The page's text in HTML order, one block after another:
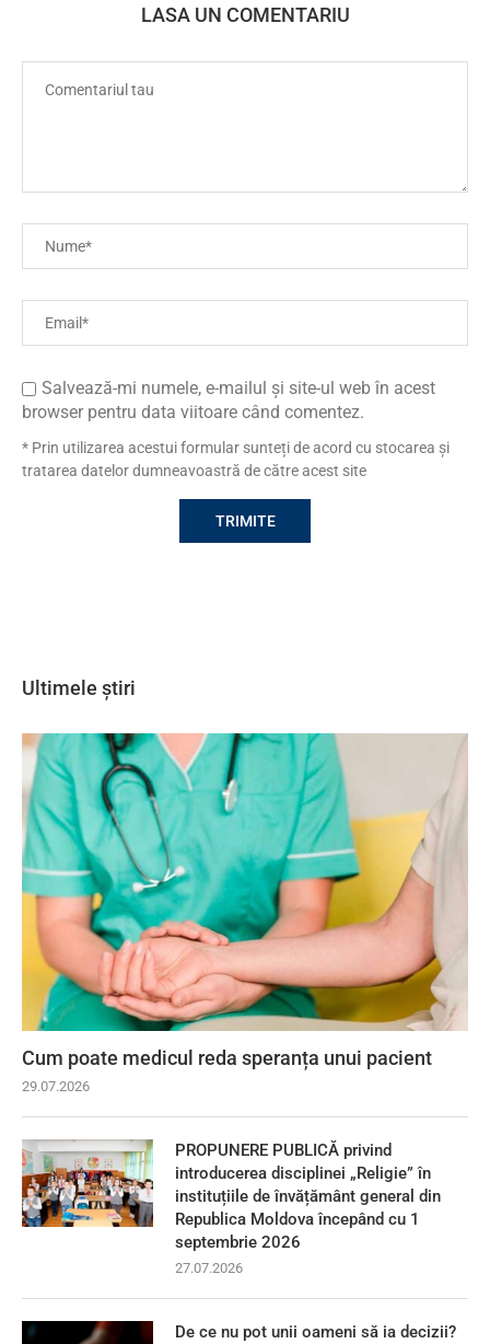
LASA UN COMENTARIU
Salvează-mi numele, e-mailul și site-ul web în acest
browser pentru data viitoare când comentez.
* Prin utilizarea acestui formular sunteți de acord cu stocarea și
tratarea datelor dumneavoastră de către acest site
Ultimele știri
Cum poate medicul reda speranța unui pacient
29.07.2026
PROPUNERE PUBLICĂ privind
introducerea disciplinei „Religie” în
instituțiile de învățământ general din
Republica Moldova începând cu 1
septembrie 2026
27.07.2026
De ce nu pot unii oameni să ia decizii?